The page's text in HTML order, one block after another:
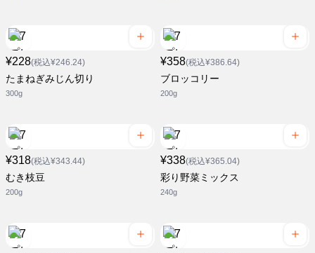
¥228(税込¥246.24)
たまねぎみじん切り
300g
¥358(税込¥386.64)
ブロッコリー
200g
¥318(税込¥343.44)
むき枝豆
200g
¥338(税込¥365.04)
彩り野菜ミックス
240g